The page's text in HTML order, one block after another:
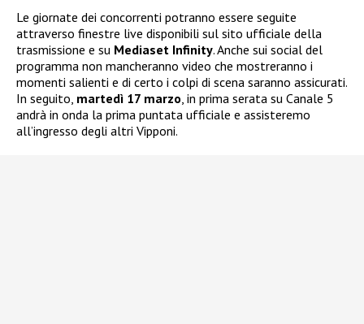
Le giornate dei concorrenti potranno essere seguite
attraverso finestre live disponibili sul sito ufficiale della
trasmissione e su Mediaset Infinity. Anche sui social del
programma non mancheranno video che mostreranno i
momenti salienti e di certo i colpi di scena saranno assicurati.
In seguito, martedì 17 marzo, in prima serata su Canale 5
andrà in onda la prima puntata ufficiale e assisteremo
all’ingresso degli altri Vipponi.